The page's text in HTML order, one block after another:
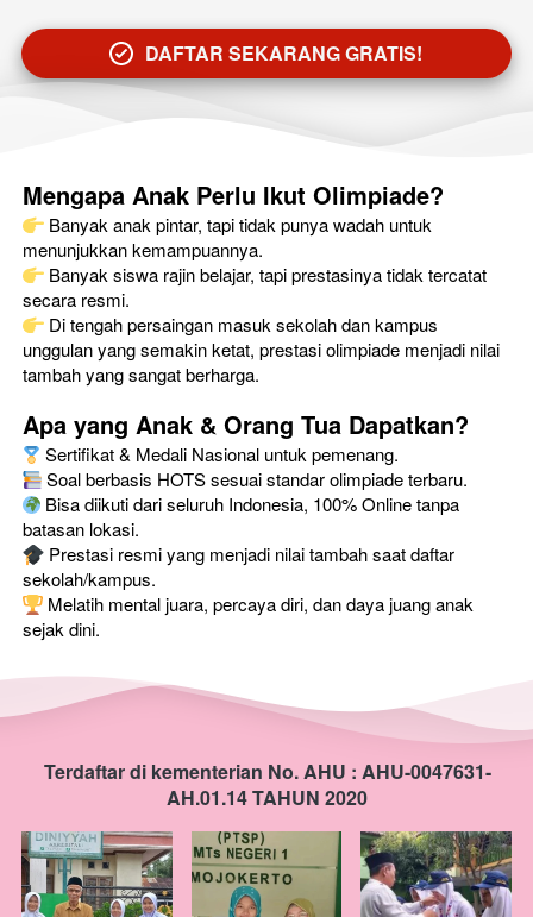
` DAFTAR SEKARANG GRATIS!
Mengapa Anak Perlu Ikut Olimpiade?
Banyak anak pintar, tapi tidak punya wadah untuk
menunjukkan kemampuannya.
Banyak siswa rajin belajar, tapi prestasinya tidak tercatat
secara resmi.
Di tengah persaingan masuk sekolah dan kampus
unggulan yang semakin ketat, prestasi olimpiade menjadi nilai
tambah yang sangat berharga.
Apa yang Anak & Orang Tua Dapatkan?
Sertifikat & Medali Nasional untuk pemenang.
Soal berbasis HOTS sesuai standar olimpiade terbaru.
Bisa diikuti dari seluruh Indonesia, 100% Online tanpa
batasan lokasi.
Prestasi resmi yang menjadi nilai tambah saat daftar
sekolah/kampus.
Melatih mental juara, percaya diri, dan daya juang anak
sejak dini.
Terdaftar di kementerian No. AHU : AHU-0047631-
AH.01.14 TAHUN 2020